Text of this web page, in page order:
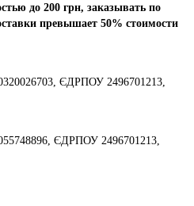
до 200 грн, заказывать по
превышает 50% стоимости
ЄДРПОУ 2496701213,
ЄДРПОУ 2496701213,